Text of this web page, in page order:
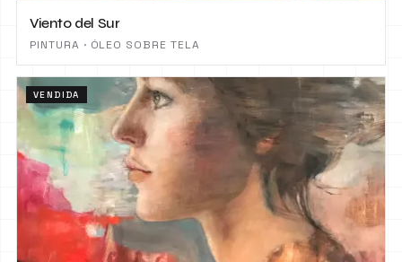
Viento del Sur
PINTURA · ÓLEO SOBRE TELA
VENDIDA